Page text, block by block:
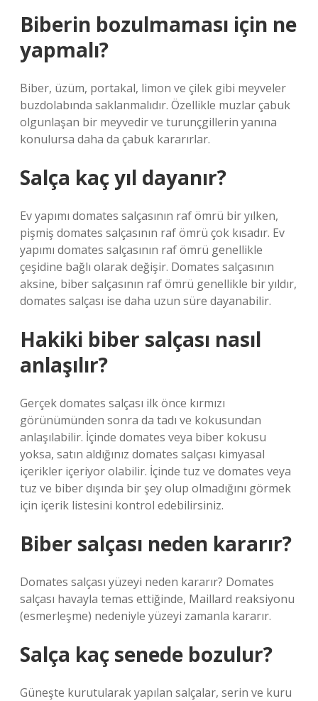
Biberin bozulmaması için ne
yapmalı?
Biber, üzüm, portakal, limon ve çilek gibi meyveler
buzdolabında saklanmalıdır. Özellikle muzlar çabuk
olgunlaşan bir meyvedir ve turunçgillerin yanına
konulursa daha da çabuk kararırlar.
Salça kaç yıl dayanır?
Ev yapımı domates salçasının raf ömrü bir yılken,
pişmiş domates salçasının raf ömrü çok kısadır. Ev
yapımı domates salçasının raf ömrü genellikle
çeşidine bağlı olarak değişir. Domates salçasının
aksine, biber salçasının raf ömrü genellikle bir yıldır,
domates salçası ise daha uzun süre dayanabilir.
Hakiki biber salçası nasıl
anlaşılır?
Gerçek domates salçası ilk önce kırmızı
görünümünden sonra da tadı ve kokusundan
anlaşılabilir. İçinde domates veya biber kokusu
yoksa, satın aldığınız domates salçası kimyasal
içerikler içeriyor olabilir. İçinde tuz ve domates veya
tuz ve biber dışında bir şey olup olmadığını görmek
için içerik listesini kontrol edebilirsiniz.
Biber salçası neden kararır?
Domates salçası yüzeyi neden kararır? Domates
salçası havayla temas ettiğinde, Maillard reaksiyonu
(esmerleşme) nedeniyle yüzeyi zamanla kararır.
Salça kaç senede bozulur?
Güneşte kurutularak yapılan salçalar, serin ve kuru